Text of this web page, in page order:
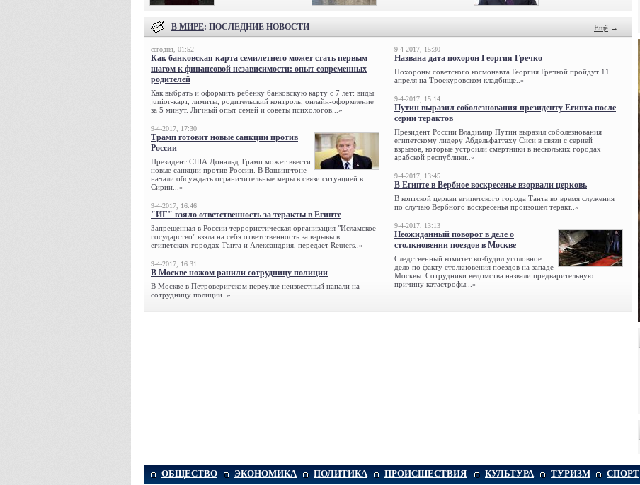
В МИРЕ: ПОСЛЕДНИЕ НОВОСТИ Ещё →
сегодня, 01:52
Как банковская карта семилетнего может стать первым
шагом к финансовой независимости: опыт современных
родителей
Как выбрать и оформить ребёнку банковскую карту с 7 лет: виды
junior-карт, лимиты, родительский контроль, онлайн-оформление
за 5 минут. Личный опыт семей и советы психологов...»
9-4-2017, 17:30
Трамп готовит новые санкции против
России
Президент США Дональд Трамп может ввести
новые санкции против России. В Вашингтоне
начали обсуждать ограничительные меры в связи ситуацией в
Сирии...»
9-4-2017, 16:46
"ИГ" взяло ответственность за теракты в Египте
Запрещенная в России террористическая организация "Исламское
государство" взяла на себя ответственность за взрывы в
египетских городах Танта и Александрия, передает Reuters..»
9-4-2017, 16:31
В Москве ножом ранили сотрудницу полиции
В Москве в Петроверигском переулке неизвестный напали на
сотрудницу полиции..»
9-4-2017, 15:30
Названа дата похорон Георгия Гречко
Похороны советского космонавта Георгия Гречкой пройдут 11
апреля на Троекуровском кладбище..»
9-4-2017, 15:14
Путин выразил соболезнования президенту Египта после
серии терактов
Президент России Владимир Путин выразил соболезнования
египетскому лидеру Абдельфаттаху Сиси в связи с серией
взрывов, которые устроили смертники в нескольких городах
арабской республики..»
9-4-2017, 13:45
В Египте в Вербное воскресенье взорвали церковь
В коптской церкви египетского города Танта во время служения
по случаю Вербного воскресенья произошел теракт..»
9-4-2017, 13:13
Неожиданный поворот в деле о
столкновении поездов в Москве
Следственный комитет возбудил уголовное
дело по факту столкновения поездов на западе
Москвы. Сотрудники ведомства назвали предварительную
причину катастрофы...»
ОБЩЕСТВО ЭКОНОМИКА ПОЛИТИКА ПРОИСШЕСТВИЯ КУЛЬТУРА ТУРИЗМ СПОРТ